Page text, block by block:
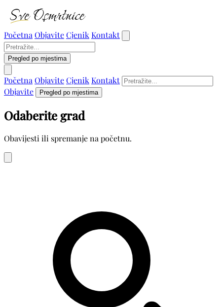
Početna ObjaviteCjenik Kontakt
Pregled po mjestima
Početna ObjaviteCjenik Kontakt
Objavite
Pregled po mjestima
Odaberite grad
Obavijesti ili spremanje na početnu.